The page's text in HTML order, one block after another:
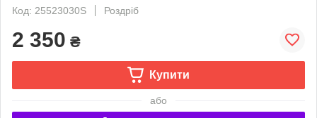
Код: 25523030S
Роздріб
2 350 ₴
Купити
або